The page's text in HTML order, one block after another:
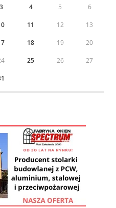
3 4 5 6
11 12 13
18 19 20
25 26 27